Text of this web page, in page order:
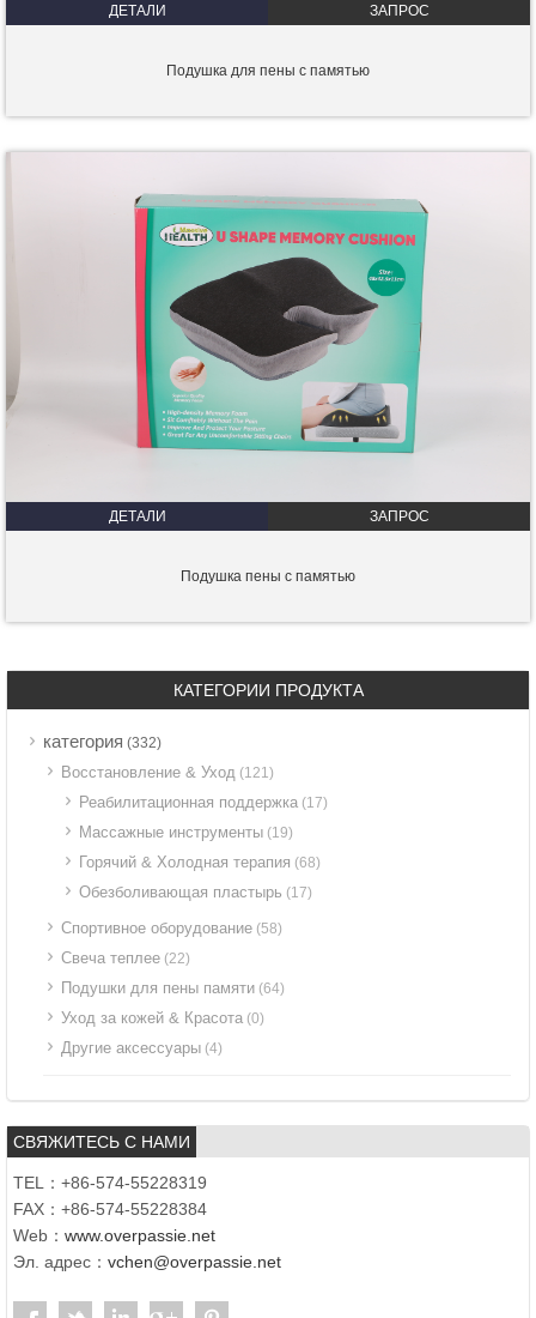
ДЕТАЛИ ЗАПРОС
Подушка для пены с памятью
ДЕТАЛИ ЗАПРОС
Подушка пены с памятью
КАТЕГОРИИ ПРОДУКТА
категория (332)
Восстановление & Уход (121)
Реабилитационная поддержка (17)
Массажные инструменты (19)
Горячий & Холодная терапия (68)
Обезболивающая пластырь (17)
Спортивное оборудование (58)
Свеча теплее (22)
Подушки для пены памяти (64)
Уход за кожей & Красота (0)
Другие аксессуары (4)
СВЯЖИТЕСЬ С НАМИ
TEL：+86-574-55228319
FAX：+86-574-55228384
Web： www.overpassie.net
Эл. адрес： vchen@overpassie.net